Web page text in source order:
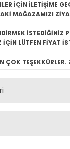
İÇİN İLETİŞİME
MAĞAZAMIZI
İSTEDİĞİNİZ
İÇİN LÜTFEN FİYAT
ÇOK TEŞEKKÜRLER.